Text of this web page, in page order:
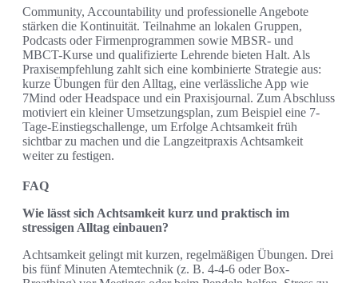
Community, Accountability und professionelle Angebote
stärken die Kontinuität. Teilnahme an lokalen Gruppen,
Podcasts oder Firmenprogrammen sowie MBSR- und
MBCT-Kurse und qualifizierte Lehrende bieten Halt. Als
Praxisempfehlung zahlt sich eine kombinierte Strategie aus:
kurze Übungen für den Alltag, eine verlässliche App wie
7Mind oder Headspace und ein Praxisjournal. Zum Abschluss
motiviert ein kleiner Umsetzungsplan, zum Beispiel eine 7-
Tage-Einstiegschallenge, um Erfolge Achtsamkeit früh
sichtbar zu machen und die Langzeitpraxis Achtsamkeit
weiter zu festigen.
FAQ
Wie lässt sich Achtsamkeit kurz und praktisch im
stressigen Alltag einbauen?
Achtsamkeit gelingt mit kurzen, regelmäßigen Übungen. Drei
bis fünf Minuten Atemtechnik (z. B. 4-4-6 oder Box-